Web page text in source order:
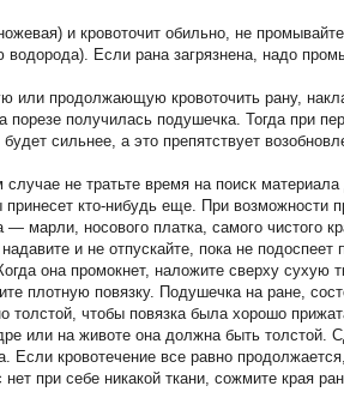
и кровоточит обильно, не
Если рана загрязнена, надо
или продолжающую кровоточить рану,
порезе получилась подушечка. Тогда при
сильнее, а это препятствует
не тратьте время на поиск
кто-нибудь еще. При возможности
— марли, носового платка, самого чистого
и не отпускайте, пока не
она промокнет, наложите сверху сухую
плотную повязку. Подушечка на ране,
толстой, чтобы повязка была хорошо
или на животе она должна быть толстой.
Если кровотечение все равно
нет при себе никакой ткани, сожмите края